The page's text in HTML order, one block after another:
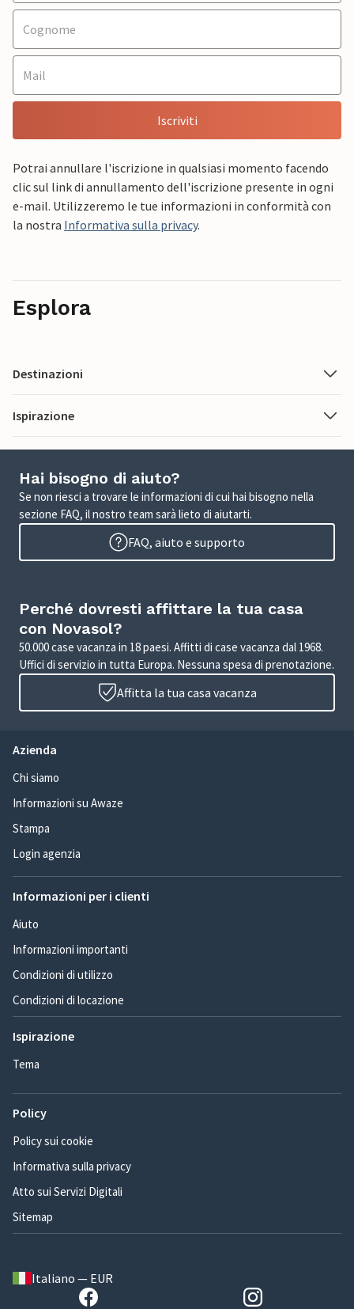
Iscriviti
Potrai annullare l'iscrizione in qualsiasi momento facendo
clic sul link di annullamento dell'iscrizione presente in ogni
e-mail. Utilizzeremo le tue informazioni in conformità con
la nostra Informativa sulla privacy.
Esplora
Destinazioni
Ispirazione
Hai bisogno di aiuto?
Se non riesci a trovare le informazioni di cui hai bisogno nella
sezione FAQ, il nostro team sarà lieto di aiutarti.
FAQ, aiuto e supporto
Perché dovresti affittare la tua casa
con Novasol?
50.000 case vacanza in 18 paesi. Affitti di case vacanza dal 1968.
Uffici di servizio in tutta Europa. Nessuna spesa di prenotazione.
Affitta la tua casa vacanza
Azienda
Chi siamo
Informazioni su Awaze
Stampa
Login agenzia
Informazioni per i clienti
Aiuto
Informazioni importanti
Condizioni di utilizzo
Condizioni di locazione
Ispirazione
Tema
Policy
Policy sui cookie
Informativa sulla privacy
Atto sui Servizi Digitali
Sitemap
Italiano — EUR